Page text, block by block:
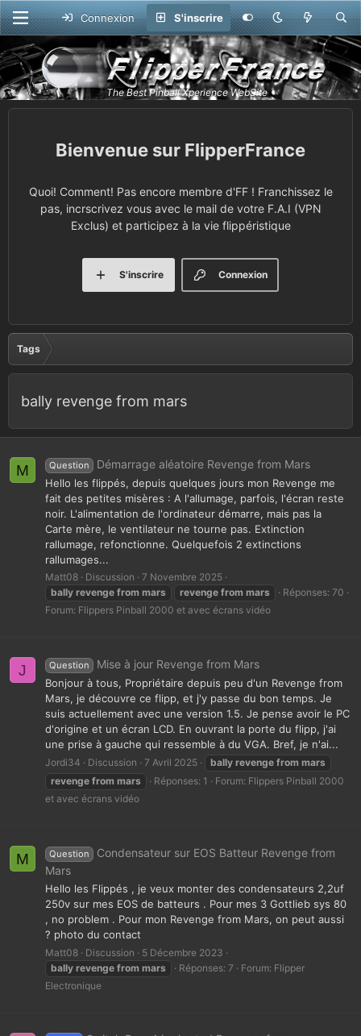
Connexion S'inscrire
FlipperFrance
Quoi! Comment! Pas encore membre d'FF ! Franchissez le
pas, incrscrivez vous avec le mail de votre F.A.I (VPN
Exclus) et participez à la vie flippéristique
Connexion
S'inscrire
Tags
bally revenge from mars
M Question Démarrage aléatoire Revenge from Mars
Hello les flippés, depuis quelques jours mon Revenge me
fait des petites misères : A l'allumage, parfois, l'écran reste
noir. L'alimentation de l'ordinateur démarre, mais pas la
Carte mère, le ventilateur ne tourne pas. Extinction
rallumage, refonctionne. Quelquefois 2 extinctions
rallumages...
Matt08 Discussion
7 Novembre 2025
bally revenge from mars revenge from mars
Réponses: 70
Forum: Flippers Pinball 2000 et avec écrans vidéo
J Question Mise à jour Revenge from Mars
Bonjour à tous, Propriétaire depuis peu d'un Revenge from
Mars, je découvre ce flipp, et j'y passe du bon temps. Je
suis actuellement avec une version 1.5. Je pense avoir le PC
d'origine et un écran LCD. En ouvrant la porte du flipp, j'ai
une prise à gauche qui ressemble à du VGA. Bref, je n'ai...
Jordi34 Discussion 7 Avril 2025 bally revenge from mars
revenge from mars Réponses: 1 Forum: Flippers Pinball 2000
et avec écrans vidéo
M Question
Condensateur sur EOS Batteur Revenge from
Mars
Hello les Flippés , je veux monter des condensateurs 2,2uf
250v sur mes EOS de batteurs . Pour mes 3 Gottlieb sys 80
, no problem . Pour mon Revenge from Mars, on peut aussi
? photo du contact
Matt08 Discussion
5 Décembre 2023
bally revenge from mars Réponses: 7 Forum: Flipper
Electronique